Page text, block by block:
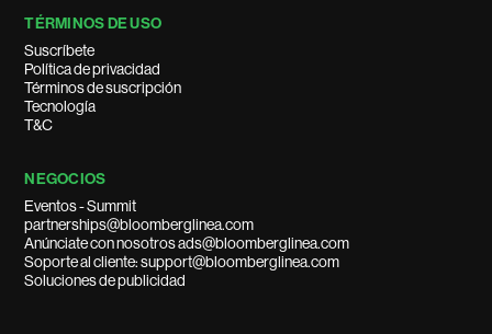
TÉRMINOS DE USO
Suscríbete
Política de privacidad
Términos de suscripción
Tecnología
T&C
NEGOCIOS
Eventos - Summit
partnerships@bloomberglinea.com
Anúnciate con nosotros ads@bloomberglinea.com
Soporte al cliente: support@bloomberglinea.com
Soluciones de publicidad